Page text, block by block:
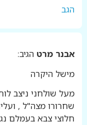
הגב
אבנר מרט הגיב:
מישל היקרה
מעל שולחני ניצב
שחרורו מצה"ל ,
חלוצי צבא בעמלם